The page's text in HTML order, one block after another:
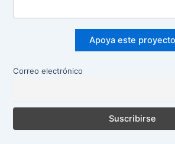
Apoya este proyecto
Correo electrónico